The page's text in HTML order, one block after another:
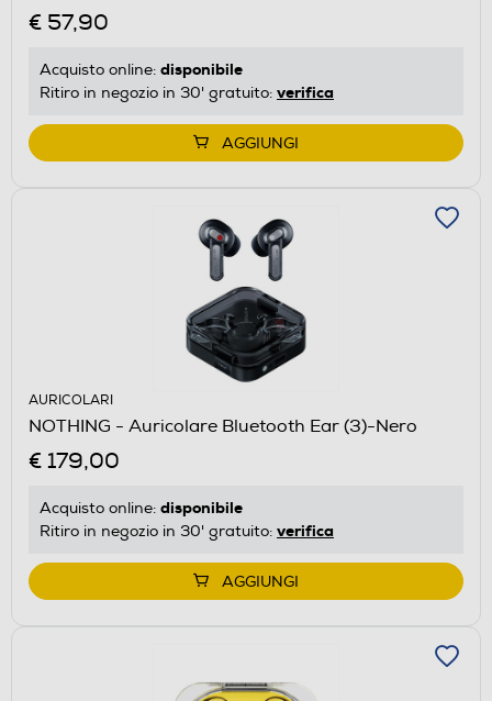
€ 57,90
Acquisto online: disponibile
Ritiro in negozio in 30' gratuito: verifica
AGGIUNGI
AURICOLARI
NOTHING - Auricolare Bluetooth Ear (3)-Nero
€ 179,00
Acquisto online: disponibile
Ritiro in negozio in 30' gratuito: verifica
AGGIUNGI